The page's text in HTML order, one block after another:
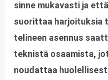
sinne mukavasti ja
suorittaa harjoituksia
telineen asennus
teknistä osaamista,
noudattaa